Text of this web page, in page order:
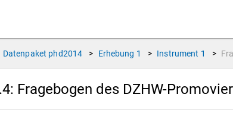
Datenpaket phd2014 > Erhebung 1 > Instrument 1 >
Fragebogen des DZHW-